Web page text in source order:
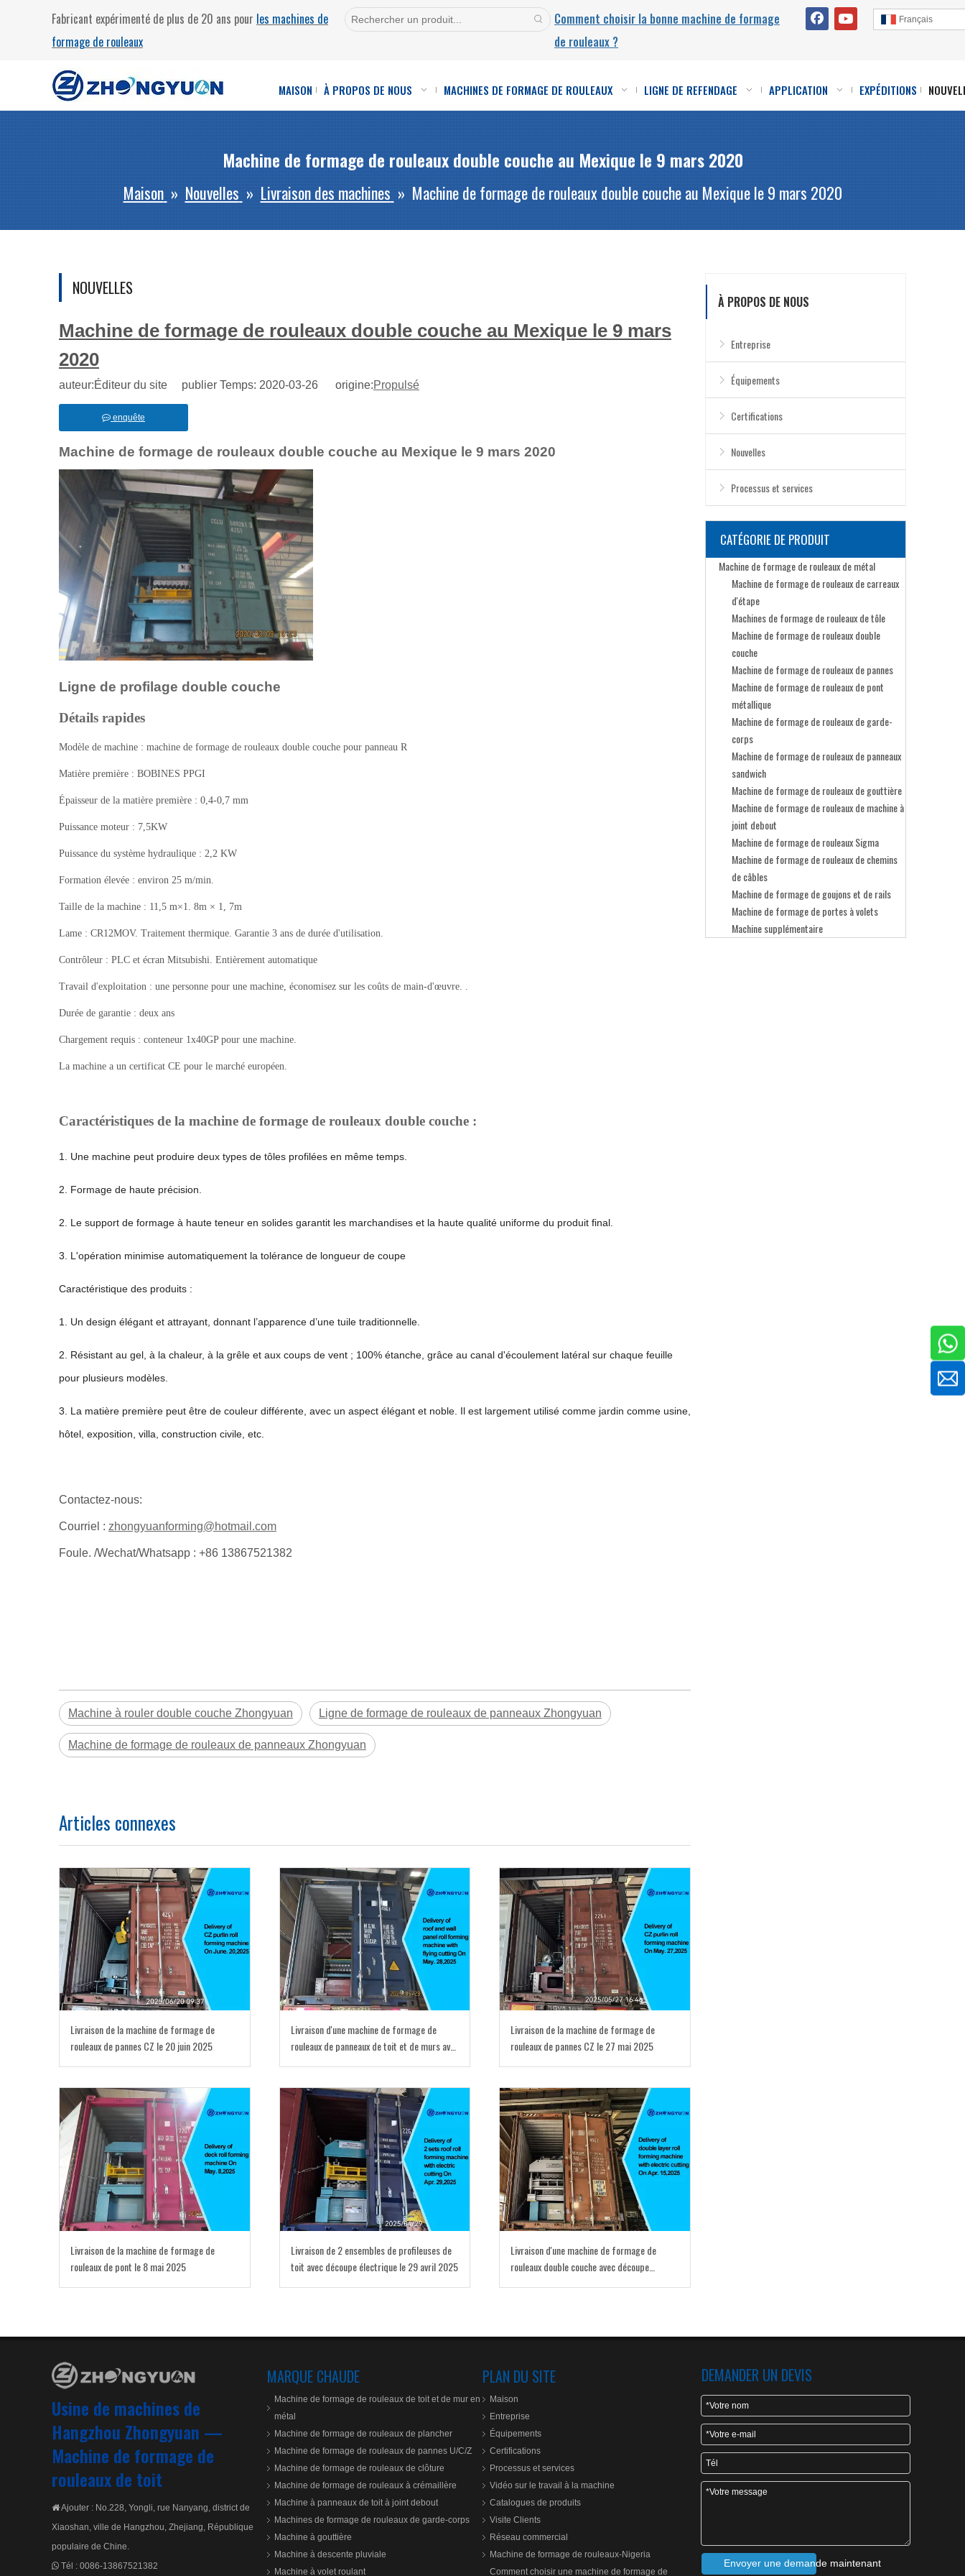
Fabricant expérimenté de plus de 20 ans pour les machines de
formage de rouleaux
Comment choisir la bonne machine de formage
de rouleaux ?
Français
MAISON À PROPOS DE NOUS MACHINES DE FORMAGE DE ROULEAUX LIGNE DE REFENDAGE APPLICATION EXPÉDITIONS
Machine de formage de rouleaux double couche au Mexique le 9 mars 2020
Maison » Nouvelles » Livraison des machines » Machine de formage de rouleaux double couche au Mexique le 9 mars 2020
NOUVELLES
Machine de formage de rouleaux double couche au Mexique le 9 mars
2020
auteur:Éditeur du site publier Temps: 2020-03-26 origine:Propulsé
enquête
Machine de formage de rouleaux double couche au Mexique le 9 mars 2020
Ligne de profilage double couche
Détails rapides
Modèle de machine : machine de formage de rouleaux double couche pour panneau R
Matière première : BOBINES PPGI
Épaisseur de la matière première : 0,4-0,7 mm
Puissance moteur : 7,5KW
Puissance du système hydraulique : 2,2 KW
Formation élevée : environ 25 m/min.
Taille de la machine : 11,5 m×1. 8m × 1, 7m
Lame : CR12MOV. Traitement thermique. Garantie 3 ans de durée d'utilisation.
Contrôleur : PLC et écran Mitsubishi. Entièrement automatique
Travail d'exploitation : une personne pour une machine, économisez sur les coûts de main-d'œuvre. .
Durée de garantie : deux ans
Chargement requis : conteneur 1x40GP pour une machine.
La machine a un certificat CE pour le marché européen.
Caractéristiques de la machine de formage de rouleaux double couche :
1. Une machine peut produire deux types de tôles profilées en même temps.
2. Formage de haute précision.
2. Le support de formage à haute teneur en solides garantit les marchandises et la haute qualité uniforme du produit final.
3. L'opération minimise automatiquement la tolérance de longueur de coupe
Caractéristique des produits :
1. Un design élégant et attrayant, donnant l’apparence d’une tuile traditionnelle.
2. Résistant au gel, à la chaleur, à la grêle et aux coups de vent ; 100% étanche, grâce au canal d'écoulement latéral sur chaque feuille
pour plusieurs modèles.
3. La matière première peut être de couleur différente, avec un aspect élégant et noble. Il est largement utilisé comme jardin comme usine,
hôtel, exposition, villa, construction civile, etc.
Contactez-nous:
Courriel : zhongyuanforming@hotmail.com
Foule. /Wechat/Whatsapp : +86 13867521382
Machine à rouler double couche Zhongyuan Ligne de formage de rouleaux de panneaux Zhongyuan
Machine de formage de rouleaux de panneaux Zhongyuan
Articles connexes
Livraison de la machine de formage de
rouleaux de pannes CZ le 20 juin 2025
Livraison d'une machine de formage de
rouleaux de panneaux de toit et de murs avec
Livraison de la machine de formage de
rouleaux de pannes CZ le 27 mai 2025
Livraison de la machine de formage de
rouleaux de pont le 8 mai 2025
Livraison de 2 ensembles de profileuses de
toit avec découpe électrique le 29 avril 2025
Livraison d'une machine de formage de
rouleaux double couche avec découpe
À PROPOS DE NOUS
Entreprise
Équipements
Certifications
Nouvelles
Processus et services
CATÉGORIE DE PRODUIT
Machine de formage de rouleaux de métal
Machine de formage de rouleaux de carreaux
d'étape
Machines de formage de rouleaux de tôle
Machine de formage de rouleaux double
couche
Machine de formage de rouleaux de pannes
Machine de formage de rouleaux de pont
métallique
Machine de formage de rouleaux de garde-
corps
Machine de formage de rouleaux de panneaux
sandwich
Machine de formage de rouleaux de gouttière
Machine de formage de rouleaux de machine à
joint debout
Machine de formage de rouleaux Sigma
Machine de formage de rouleaux de chemins
de câbles
Machine de formage de goujons et de rails
Machine de formage de portes à volets
Machine supplémentaire
Usine de machines de
Hangzhou Zhongyuan —
Machine de formage de
rouleaux de toit
Ajouter : No.228, Yongli, rue Nanyang, district de
Xiaoshan, ville de Hangzhou, Zhejiang, République
populaire de Chine.
 Tél : 0086-13867521382
MARQUE CHAUDE
Machine de formage de rouleaux de toit et de mur en
métal
Machine de formage de rouleaux de plancher
Machine de formage de rouleaux de pannes U/C/Z
Machine de formage de rouleaux de clôture
Machine de formage de rouleaux à crémaillère
Machine à panneaux de toit à joint debout
Machines de formage de rouleaux de garde-corps
Machine à gouttière
Machine à descente pluviale
Machine à volet roulant
PLAN DU SITE
Maison
Entreprise
Équipements
Certifications
Processus et services
Vidéo sur le travail à la machine
Catalogues de produits
Visite Clients
Réseau commercial
Machine de formage de rouleaux-Nigeria
Comment choisir une machine de formage de
DEMANDER UN DEVIS
Envoyer une demande maintenant